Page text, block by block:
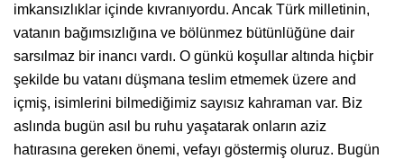
imkansızlıklar içinde kıvranıyordu. Ancak Türk milletinin,
vatanın bağımsızlığına ve bölünmez bütünlüğüne dair
sarsılmaz bir inancı vardı. O günkü koşullar altında hiçbir
şekilde bu vatanı düşmana teslim etmemek üzere and
içmiş, isimlerini bilmediğimiz sayısız kahraman var. Biz
aslında bugün asıl bu ruhu yaşatarak onların aziz
hatırasına gereken önemi, vefayı göstermiş oluruz. Bugün